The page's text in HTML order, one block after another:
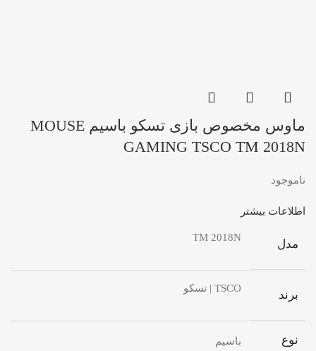
ماوس مخصوص بازی تسکو باسیم MOUSE
GAMING TSCO TM 2018N
ناموجود
اطلاعات بیشتر
مدل TM 2018N
برند TSCO | تسکو
نوع
باسیم